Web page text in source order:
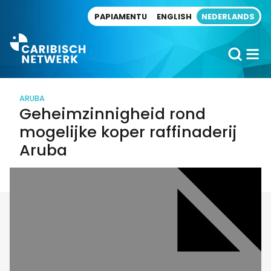
PAPIAMENTU ENGLISH NEDERLANDS
ARUBA
Geheimzinnigheid rond
mogelijke koper raffinaderij
Aruba